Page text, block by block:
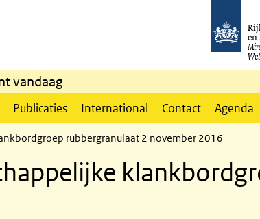
en
vandaag
Publicaties International Contact Agenda
rubbergranulaat 2 november 2016